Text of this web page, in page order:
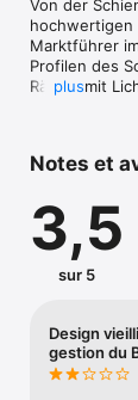
Von der
hochwertigen
Marktführer
Profilen des
Räume mit
App für die
aus mehr als
42
werden.
plus
Notes et
3,5
sur 5
Design
gestion du